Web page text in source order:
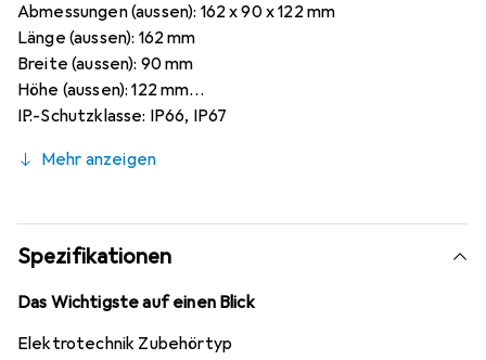
Abmessungen (aussen): 162 x 90 x 122 mm
Länge (aussen): 162 mm
Breite (aussen): 90 mm
Höhe (aussen): 122 mm
IP-Schutzklasse: IP66, IP67
Deckelfarbe: Grau
Anzahl der Ausbrüche: 0
Abgeschirmt: Nein
Mehr anzeigen
Spezifikationen
Das Wichtigste auf einen Blick
Elektrotechnik Zubehörtyp